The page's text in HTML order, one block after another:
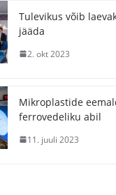
Tulevikus võib
jääda
2. okt 2023
Mikroplastide
ferrovedeliku abil
11. juuli 2023